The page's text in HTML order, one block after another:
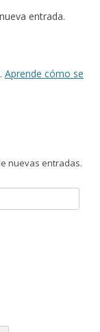
entrada.
Aprende cómo se
nuevas entradas.